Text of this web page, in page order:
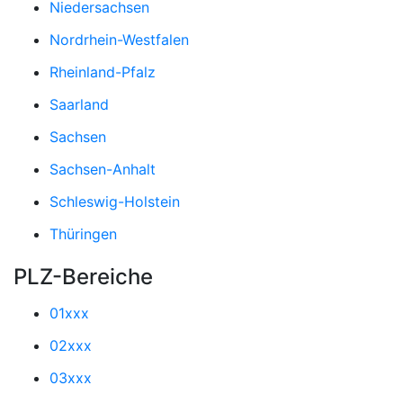
Niedersachsen
Nordrhein-Westfalen
Rheinland-Pfalz
Saarland
Sachsen
Sachsen-Anhalt
Schleswig-Holstein
Thüringen
PLZ-Bereiche
01xxx
02xxx
03xxx